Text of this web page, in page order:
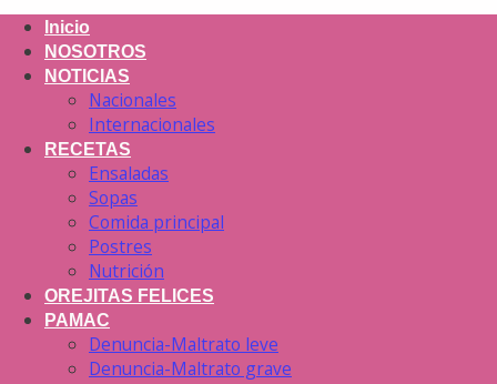
Inicio
NOSOTROS
NOTICIAS
Nacionales
Internacionales
RECETAS
Ensaladas
Sopas
Comida principal
Postres
Nutrición
OREJITAS FELICES
PAMAC
Denuncia-Maltrato leve
Denuncia-Maltrato grave